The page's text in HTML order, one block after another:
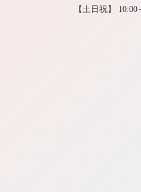
【土日祝】 10:00